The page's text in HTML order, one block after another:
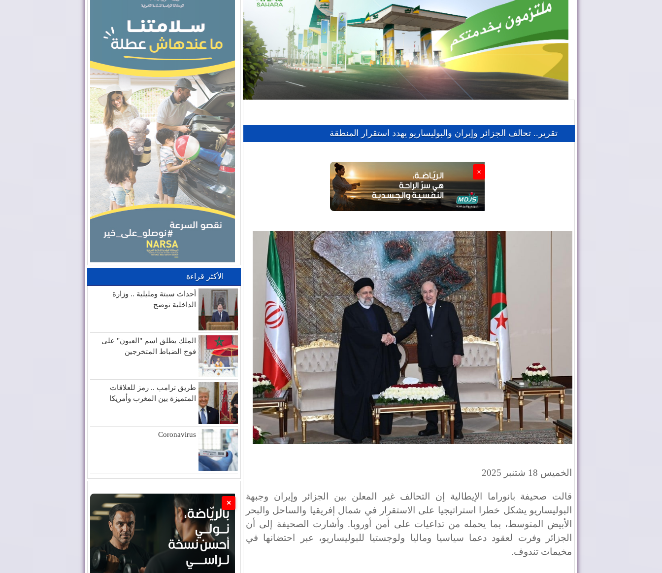
تقرير.. تحالف الجزائر وإيران والبوليساريو يهدد استقرار المنطقة
×
الخميس 18 شتنبر 2025
قالت صحيفة بانوراما الإيطالية إن التحالف غير المعلن بين الجزائر وإيران وجبهة
البوليساريو يشكل خطرا استراتيجيا على الاستقرار في شمال إفريقيا والساحل والبحر
الأبيض المتوسط، بما يحمله من تداعيات على أمن أوروبا. وأشارت الصحيفة إلى أن
الجزائر وفرت لعقود دعما سياسيا وماليا ولوجستيا للبوليساريو، عبر احتضانها في
مخيمات تندوف.
الأكثر قراءة
أحداث سبتة ومليلية .. وزارة
الداخلية توضح
الملك يطلق اسم "العيون" على
فوج الضباط المتخرجين
طريق ترامب .. رمز للعلاقات
المتميزة بين المغرب وأمريكا
Coronavirus
×